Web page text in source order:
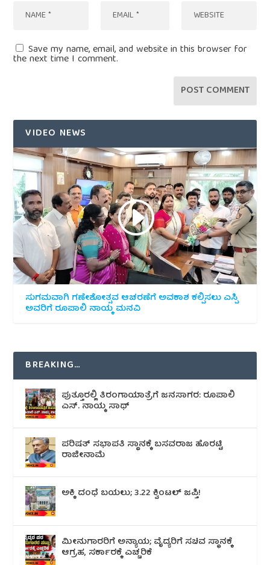
Save my name, email, and website in this browser for
the next time I comment.
VIDEO NEWS
ಸುಗಮವಾಗಿ ಗಣೇಶೋತ್ಸವ ಆಚರಣೆಗೆ ಅವಕಾಶ ಕಲ್ಪಿಸಲು ಎಸ್ಪಿ
ಅವರಿಗೆ ರೂಪಾಲಿ ನಾಯ್ಕ ಮನವಿ
BREAKING…
ಪುತ್ತೂರಲ್ಲಿ ತಿರಂಗಾಯಾತ್ರೆಗೆ ಜನಸಾಗರ: ರೂಪಾಲಿ
ಎಸ್. ನಾಯ್ಕ ಸಾಥ್
ಪರಿಷತ್ ಸಭಾಪತಿ ಸ್ಥಾನಕ್ಕೆ ಬಸವರಾಜ ಹೊರಟ್ಟಿ
ರಾಜೀನಾಮೆ
ಅಕ್ಕಿ ದಂಧೆ ಬಯಲು; 3.22 ಕ್ವಿಂಟಲ್ ಜಪ್ತಿ!
ಮೀನುಗಾರರಿಗೆ ಅನ್ಯಾಯ; ವೈದ್ಯರಿಗೆ ಸಚಿವ ಸ್ಥಾನಕ್ಕೆ
ಆಗ್ರಹ, ಸರ್ಕಾರಕ್ಕೆ ಎಚ್ಚರಿಕೆ